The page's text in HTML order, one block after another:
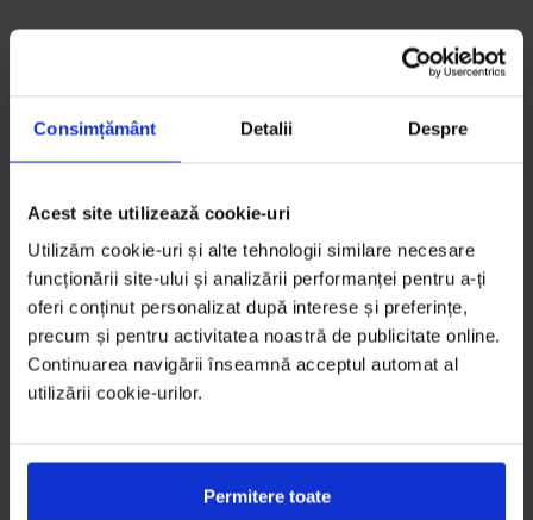
Consimțământ Detalii Despre
Acest site utilizează cookie-uri
Utilizăm cookie-uri și alte tehnologii similare necesare
funcționării site-ului și analizării performanței pentru a-ți
oferi conținut personalizat după interese și preferințe,
precum și pentru activitatea noastră de publicitate online.
Continuarea navigării înseamnă acceptul automat al
utilizării cookie-urilor.
Permitere toate